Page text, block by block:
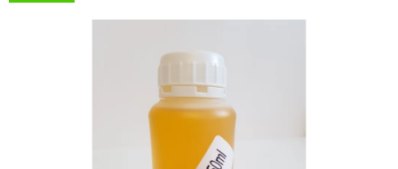
hvězdiček.